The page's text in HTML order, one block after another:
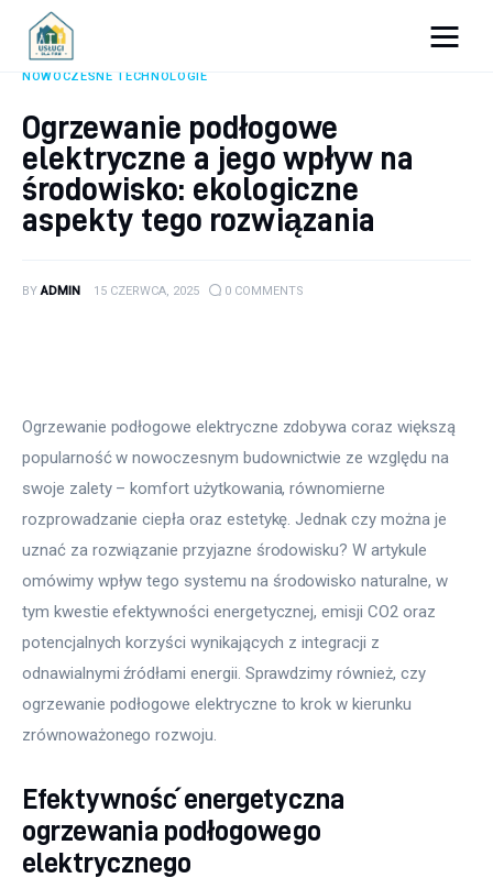
Prowadzenie firmy
Urządzanie biura
Marketing firm
Zdrowie pracowników
Pozostałe
NOWOCZESNE TECHNOLOGIE
Ogrzewanie podłogowe
elektryczne a jego wpływ na
środowisko: ekologiczne
aspekty tego rozwiązania
BY ADMIN 15 CZERWCA, 2025 0 COMMENTS
Ogrzewanie podłogowe elektryczne zdobywa coraz większą
popularność w nowoczesnym budownictwie ze względu na
swoje zalety – komfort użytkowania, równomierne
rozprowadzanie ciepła oraz estetykę. Jednak czy można je
uznać za rozwiązanie przyjazne środowisku? W artykule
omówimy wpływ tego systemu na środowisko naturalne, w
tym kwestie efektywności energetycznej, emisji CO2 oraz
potencjalnych korzyści wynikających z integracji z
odnawialnymi źródłami energii. Sprawdzimy również, czy
ogrzewanie podłogowe elektryczne to krok w kierunku
zrównoważonego rozwoju.
Efektywność energetyczna
ogrzewania podłogowego
elektrycznego